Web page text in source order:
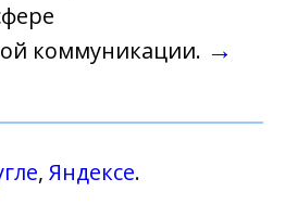
коммуникации. →
, Яндексе.